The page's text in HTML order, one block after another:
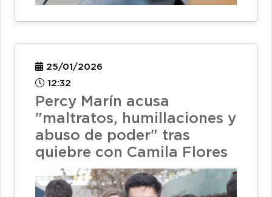
25/01/2026
12:32
Percy Marín acusa
"maltratos, humillaciones y
abuso de poder" tras
quiebre con Camila Flores